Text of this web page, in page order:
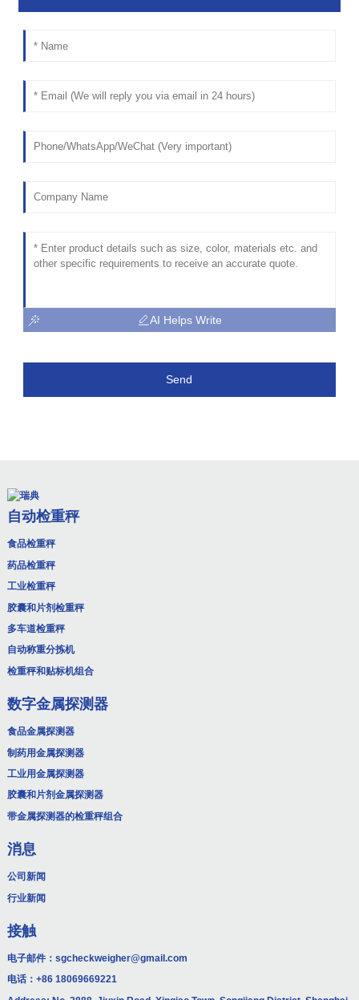
AI Helps Write
Send
自动检重秤
食品检重秤
药品检重秤
工业检重秤
胶囊和片剂检重秤
多车道检重秤
自动称重分拣机
检重秤和贴标机组合
数字金属探测器
食品金属探测器
制药用金属探测器
工业用金属探测器
胶囊和片剂金属探测器
带金属探测器的检重秤组合
消息
公司新闻
行业新闻
接触
电子邮件： sgcheckweigher@gmail.com
电话： +86 18069669221